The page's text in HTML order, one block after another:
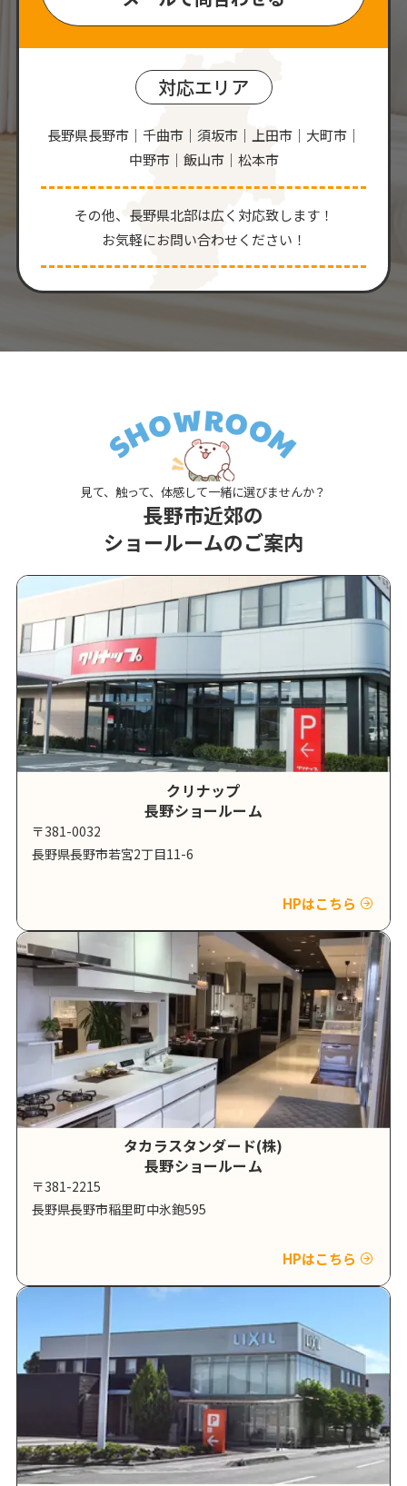
対応エリア
長野県長野市｜千曲市｜須坂市｜上田市｜大町市｜
中野市｜飯山市｜松本市
その他、⻑野県北部は広く対応致します！
お気軽にお問い合わせください！
見て、触って、体感して一緒に選びませんか？
長野市近郊の
ショールームのご案内
クリナップ
長野ショールーム
〒381-0032
長野県長野市若宮2丁目11-6
HPはこちら
タカラスタンダード(株)
長野ショールーム
〒381-2215
長野県長野市稲里町中氷鉋595
HPはこちら